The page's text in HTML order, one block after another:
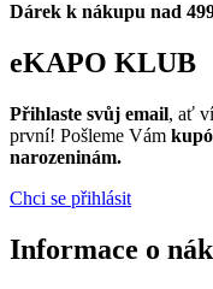
Dárek k nákupu nad
eKAPO KLUB
Přihlaste svůj email, ať
první! Pošleme Vám
narozeninám.
Chci se přihlásit
Informace o